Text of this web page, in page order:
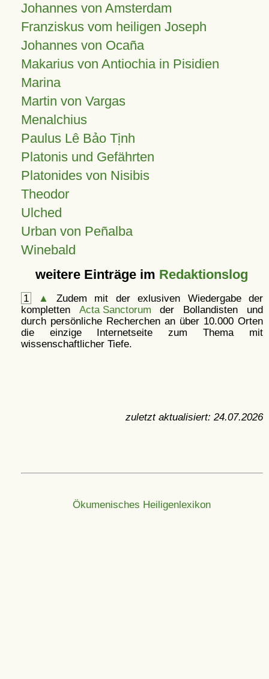
Johannes von Amsterdam
Franziskus vom heiligen Joseph
Johannes von Ocaña
Makarius von Antiochia in Pisidien
Marina
Martin von Vargas
Menalchius
Paulus Lê Bảo Tịnh
Platonis und Gefährten
Platonides von Nisibis
Theodor
Ulched
Urban von Peñalba
Winebald
weitere Einträge im Redaktionslog
1 ▲
Zudem mit der exlusiven Wiedergabe der
kompletten Acta Sanctorum der Bollandisten und
durch persönliche Recherchen an über 10.000 Orten
die einzige Internetseite zum Thema mit
wissenschaftlicher Tiefe.
zuletzt aktualisiert: 24.07.2026
Ökumenisches Heiligenlexikon